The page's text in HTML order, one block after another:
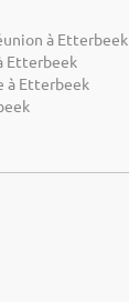
à Etterbeek
Etterbeek
à Etterbeek